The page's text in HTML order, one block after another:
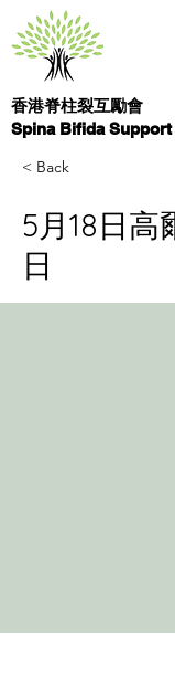
香港脊柱裂互勵會
Spina Bifida
< Back
5月18日高
日